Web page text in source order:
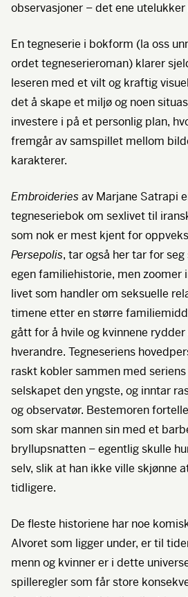
observasjoner – det ene
En tegneserie i bokform (la oss
ordet tegneserieroman) klarer
leseren med et vilt og kraftig
det å skape et miljø og noen
investere i på et personlig plan,
fremgår av samspillet mellom
karakterer.
Embroideries av Marjane Satrapi
tegneseriebok om sexlivet til
som nok er mest kjent for
Persepolis, tar også her tar for
egen familiehistorie, men zoomer
livet som handler om seksuelle
timene etter en større
gått for å hvile og kvinnene
hverandre. Tegneseriens
raskt kobler sammen med
selskapet den yngste, og inntar
og observatør. Bestemoren
som skar mannen sin med et
bryllupsnatten – egentlig skulle
selv, slik at han ikke ville skjønne
tidligere.
De fleste historiene har noe
Alvoret som ligger under, er til
menn og kvinner er i dette
spilleregler som får store